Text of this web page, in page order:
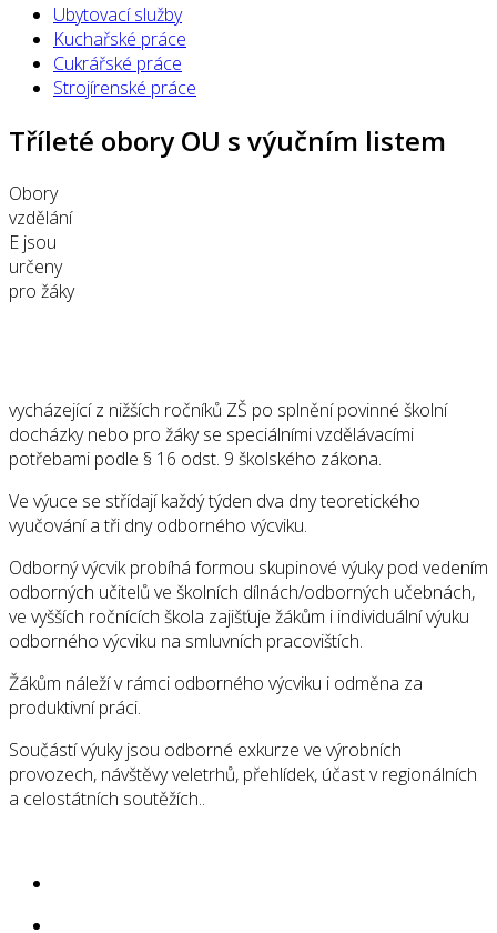
Ubytovací služby
Kuchařské práce
Cukrářské práce
Strojírenské práce
Tříleté obory OU s výučním listem
Obory
vzdělání
E jsou
určeny
pro žáky
vycházející z nižších ročníků ZŠ po splnění povinné školní
docházky nebo pro žáky se speciálními vzdělávacími
potřebami podle § 16 odst. 9 školského zákona.
Ve výuce se střídají každý týden dva dny teoretického
vyučování a tři dny odborného výcviku.
Odborný výcvik probíhá formou skupinové výuky pod vedením
odborných učitelů ve školních dílnách/odborných učebnách,
ve vyšších ročnících škola zajišťuje žákům i individuální výuku
odborného výcviku na smluvních pracovištích.
Žákům náleží v rámci odborného výcviku i odměna za
produktivní práci.
Součástí výuky jsou odborné exkurze ve výrobních
provozech, návštěvy veletrhů, přehlídek, účast v regionálních
a celostátních soutěžích..